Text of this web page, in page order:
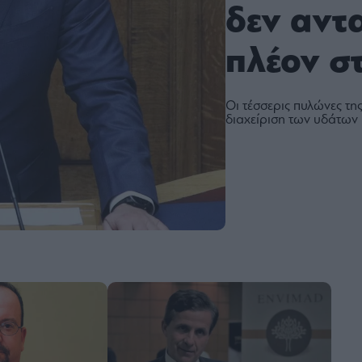
δεν
πλέον
Οι τέσσερις πυλώνες
διαχείριση των υδάτων